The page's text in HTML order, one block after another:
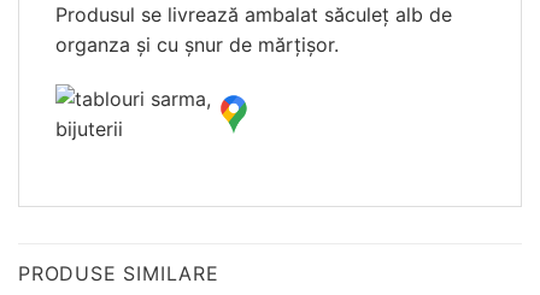
Produsul se livrează ambalat săculeț alb de
organza și cu șnur de mărțișor.
PRODUSE SIMILARE